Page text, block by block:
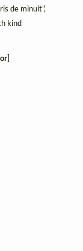
de minuit",
kind
]